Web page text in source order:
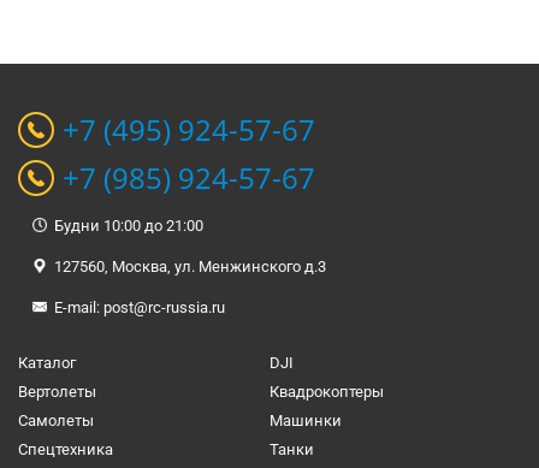
+7 (495) 924-57-67
+7 (985) 924-57-67
Будни 10:00 до 21:00
127560, Москва, ул. Менжинского д.3
E-mail: post@rc-russia.ru
Каталог
DJI
Вертолеты
Квадрокоптеры
Самолеты
Машинки
Спецтехника
Танки